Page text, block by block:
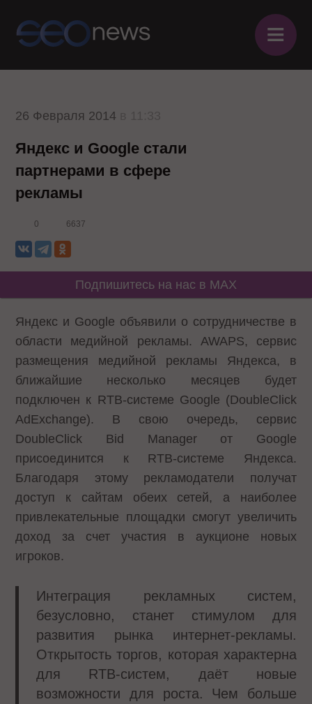
≡
26 Февраля 2014
Яндекс и Google стали
партнерами в сфере
рекламы
0 6637
Подпишитесь на нас в MAX
Яндекс и Google объявили о сотрудничестве в
области медийной рекламы. AWAPS, сервис
размещения медийной рекламы Яндекса, в
ближайшие несколько месяцев будет
подключен к RTB-системе Google (DoubleClick
AdExchange). В свою очередь, сервис
DoubleClick Bid Manager от Google
присоединится к RTB-системе Яндекса.
Благодаря этому рекламодатели получат
доступ к сайтам обеих сетей, а наиболее
привлекательные площадки смогут увеличить
доход за счет участия в аукционе новых
игроков.
Интеграция рекламных систем,
безусловно, станет стимулом для
развития рынка интернет-рекламы.
Открытость торгов, которая характерна
для RTB-систем, даёт новые
возможности для роста. Чем больше